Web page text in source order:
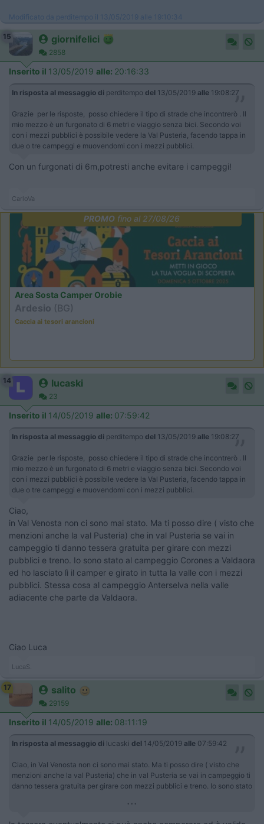
Modificato da perditempo il 13/05/2019 alle 19:10:34
15 giornifelici
2858
Inserito il 13/05/2019 alle: 20:16:33
In risposta al messaggio di perditempo del 13/05/2019 alle 19:08:27
Grazie per le risposte, posso chiedere il tipo di strade che incontrerò . Il
mio mezzo è un furgonato di 6 metri e viaggio senza bici. Secondo voi
con i mezzi pubblici è possibile vedere la Val Pusteria, facendo tappa in
due o tre campeggi e muovendomi con i mezzi pubblici.
Con un furgonati di 6m,potresti anche evitare i campeggi!
CarloVa
PROMO fino al 27/08/26
Area Sosta Camper Orobie
Ardesio (BG)
Caccia ai tesori arancioni
14 lucaski
23
Inserito il 14/05/2019 alle: 07:59:42
In risposta al messaggio di perditempo del 13/05/2019 alle 19:08:27
Grazie per le risposte, posso chiedere il tipo di strade che incontrerò . Il
mio mezzo è un furgonato di 6 metri e viaggio senza bici. Secondo voi
con i mezzi pubblici è possibile vedere la Val Pusteria, facendo tappa in
due o tre campeggi e muovendomi con i mezzi pubblici.
Ciao,
in Val Venosta non ci sono mai stato. Ma ti posso dire ( visto che
menzioni anche la val Pusteria) che in val Pusteria se vai in
campeggio ti danno tessera gratuita per girare con mezzi
pubblici e treno. Io sono stato al campeggio Corones a Valdaora
ed ho lasciato lì il camper e girato in tutta la valle con i mezzi
pubblici. Stessa cosa al campeggio Anterselva nella valle
adiacente che parte da Valdaora.
Ciao Luca
LucaS.
17 salito
29159
Inserito il 14/05/2019 alle: 08:11:19
In risposta al messaggio di lucaski del 14/05/2019 alle 07:59:42
Ciao, in Val Venosta non ci sono mai stato. Ma ti posso dire ( visto che
menzioni anche la val Pusteria) che in val Pusteria se vai in campeggio ti
danno tessera gratuita per girare con mezzi pubblici e treno. Io sono stato
...